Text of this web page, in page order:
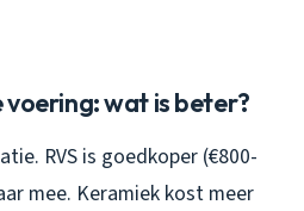
voering: wat is beter?
RVS is goedkoper (€800-
mee. Keramiek kost meer